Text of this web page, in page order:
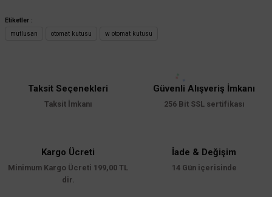
yetersiz gördüğünüz noktaları öneri formunu kullanarak tarafımıza
Ürün açıklamasında eksik bilgiler bulunuyor.
Ürün bilgilerinde hatalar bulunuyor.
Etiketler :
mutlusan
otomat kutusu w otomat kutusu
Taksit Seçenekleri
Taksit İmkanı
Güvenli Alışveriş İmkanı
256 Bit SSL sertifikası
Kargo Ücreti
Minimum Kargo Ücreti 199,00 TL
dir.
İade & Değişim
14 Gün içerisinde